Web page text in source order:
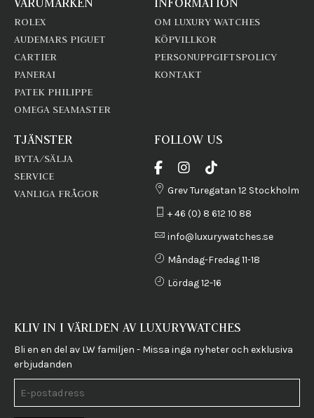
ROLEX
AUDEMARS PIGUET
CARTIER
PANERAI
PATEK PHILIPPE
OMEGA SEAMASTER
OM LUXURY WATCHES
KÖPVILLKOR
PERSONUPPGIFTSPOLICY
KONTAKT
TJÄNSTER
BYTA/SÄLJA
SERVICE
VANLIGA FRÅGOR
FOLLOW US
Grev Turegatan 12 Stockholm
+ 46 (0) 8 612 10 88
info@luxurywatches.se
Måndag-Fredag 11-18
Lördag 12-16
KLIV IN I VÄRLDEN AV LUXURYWATCHES
Bli en en del av LW familjen - Missa inga nyheter och exklusiva
erbjudanden